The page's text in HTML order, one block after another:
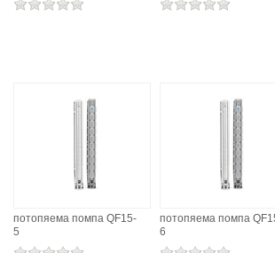
потопяема помпа QF15-
5
потопяема помпа
6